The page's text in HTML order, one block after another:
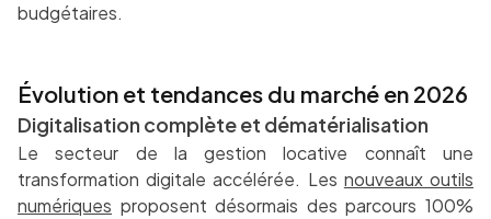
budgétaires.
Évolution et tendances du marché en 2026
Digitalisation complète et dématérialisation
Le secteur de la gestion locative connaît une
transformation digitale accélérée. Les nouveaux outils
numériques proposent désormais des parcours 100%